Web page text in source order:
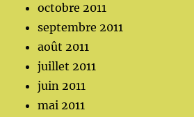
octobre 2011
septembre 2011
août 2011
juillet 2011
juin 2011
mai 2011